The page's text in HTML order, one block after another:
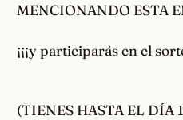
MENCIONANDO ESTA
¡¡¡y participarás en el
(TIENES HASTA EL DÍA